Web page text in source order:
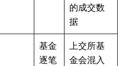
的成交数
据
基金
逐笔
上交所基
金会混入